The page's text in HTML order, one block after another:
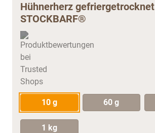
Hühnerherz gefriergetrocknet
STOCKBARF®
10 g 60 g
1 kg